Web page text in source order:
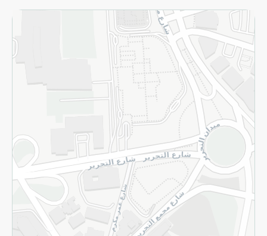
الاسترجاع
سياسة الاستخدام
سياسة الخصوصية
قم بالتسجيل للنشرة
©2026 - Spinneys | جميع الحقوق محفوظة